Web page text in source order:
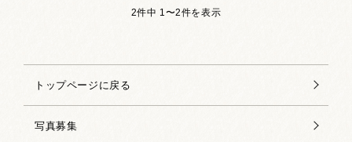
2件中 1〜2件を表示
トップページに戻る
写真募集